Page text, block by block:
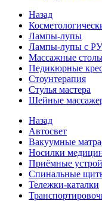
Назад
Лампы-лупы
Лампы-лупы с РУ
Массажные
Педикюрные
Стоунтерапия
Стулья мастера
Шейные
Назад
Автосвет
Вакуумные
Носилки
Приёмные
Спинальные
Тележки-каталки